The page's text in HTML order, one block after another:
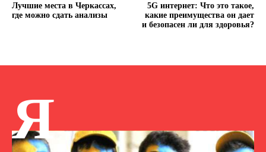
Лучшие места в Черкассах,
где можно сдать анализы
5G интернет: Что это такое,
какие преимущества он дает
и безопасен ли для здоровья?
Я